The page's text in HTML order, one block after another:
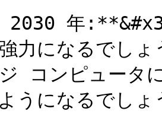
年
力になるでし
ジ コンピュー
うになるでし